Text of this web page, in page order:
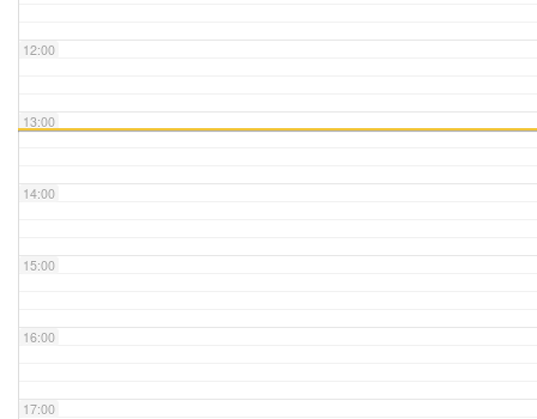
12:00
13:00
14:00
15:00
16:00
17:00